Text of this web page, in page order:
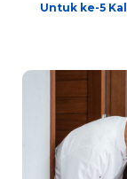
Untuk ke-5